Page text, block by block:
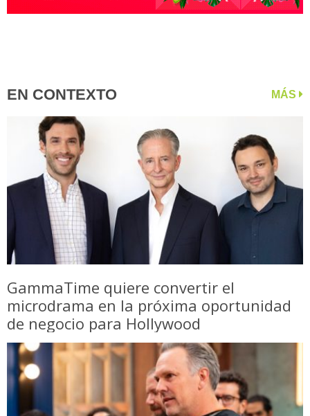
EN CONTEXTO MÁS
GammaTime quiere convertir el
microdrama en la próxima oportunidad
de negocio para Hollywood